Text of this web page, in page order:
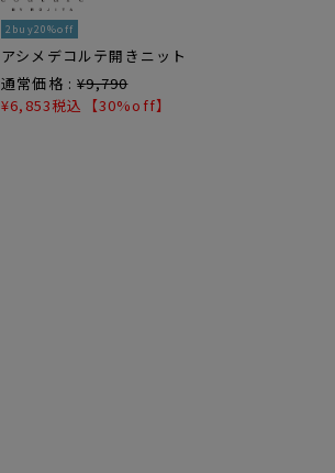
2buy20%off
アシメデコルテ開きニット
通常価格 : ¥9,790
¥6,853税込 【30%off】